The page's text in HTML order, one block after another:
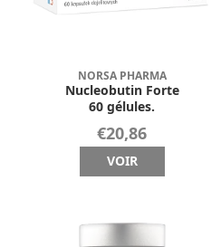
NORSA PHARMA
Nucleobutin Forte
60 gélules.
€20,86
VOIR